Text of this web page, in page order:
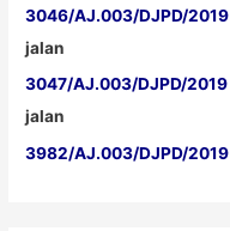
3046/AJ.003/DJPD/2019
jalan
3047/AJ.003/DJPD/2019
jalan
3982/AJ.003/DJPD/2019